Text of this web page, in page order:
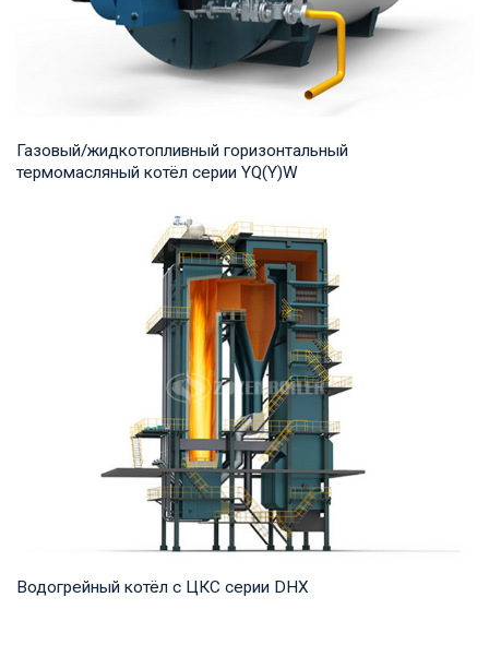
Газовый/жидкотопливный горизонтальный
термомасляный котёл серии YQ(Y)W
мощность продукта: 700-14,000 кВт Температур...
Водогрейный котёл с ЦКС серии DHX